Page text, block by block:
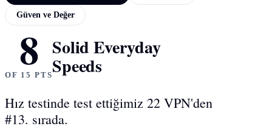
Güven ve Değer
HIZ LABORATUVARI SONUÇLARI
8
OF 15 PTS
Solid Everyday
Speeds
Hız testinde test ettiğimiz 22 VPN'den
#13. sırada.